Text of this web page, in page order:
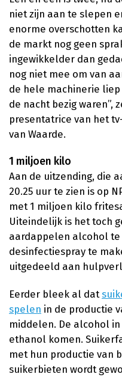
niet zijn aan te slepen
enorme overschotten
de markt nog geen
ingewikkelder dan
nog niet mee om van
de hele machinerie
de nacht bezig waren”,
presentatrice van het
van Waarde.
1 miljoen kilo
Aan de uitzending, die
20.25 uur te zien is op
met 1 miljoen kilo
Uiteindelijk is het toch
aardappelen alcohol te
desinfectiespray te
uitgedeeld aan
Eerder bleek al dat
spelen in de productie
middelen. De alcohol
ethanol komen.
met hun productie van
suikerbieten wordt